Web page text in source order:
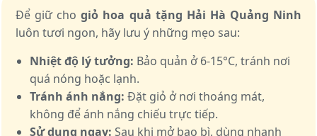
Để giữ chogiỏ hoa quả tặng Hải Hà Quảng Ninh
luôn tươi ngon, hãy lưu ý những mẹo sau:
Nhiệt độ lý tưởng: Bảo quản ở 6-15°C, tránh nơi
quá nóng hoặc lạnh.
Tránh ánh nắng: Đặt giỏ ở nơi thoáng mát,
không để ánh nắng chiếu trực tiếp.
Sử dụng ngay: Sau khi mở bao bì, dùng nhanh